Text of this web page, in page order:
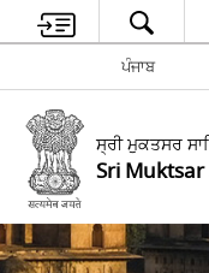
ਪੰਜਾਬ
ਸ੍ਰੀ ਮੁਕਤਸਰ
Sri Muktsar